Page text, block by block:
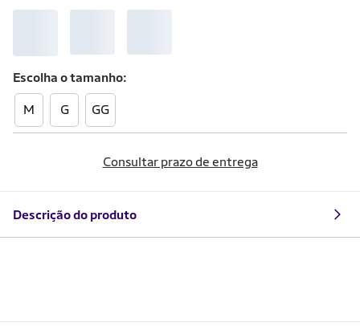
Escolha otamanho
M G GG
Consultar prazo de entrega
Descrição do produto